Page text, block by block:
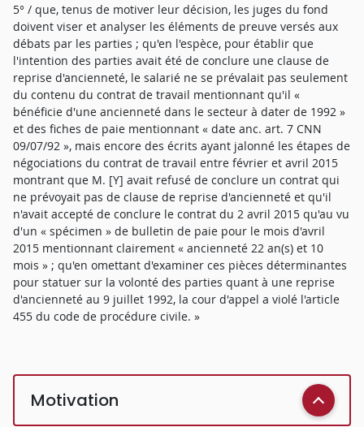
5° / que, tenus de motiver leur décision, les juges du fond
doivent viser et analyser les éléments de preuve versés aux
débats par les parties ; qu'en l'espèce, pour établir que
l'intention des parties avait été de conclure une clause de
reprise d'ancienneté, le salarié ne se prévalait pas seulement
du contenu du contrat de travail mentionnant qu'il «
bénéficie d'une ancienneté dans le secteur à dater de 1992 »
et des fiches de paie mentionnant « date anc. art. 7 CNN
09/07/92 », mais encore des écrits ayant jalonné les étapes de
négociations du contrat de travail entre février et avril 2015
montrant que M. [Y] avait refusé de conclure un contrat qui
ne prévoyait pas de clause de reprise d'ancienneté et qu'il
n'avait accepté de conclure le contrat du 2 avril 2015 qu'au vu
d'un « spécimen » de bulletin de paie pour le mois d'avril
2015 mentionnant clairement « ancienneté 22 an(s) et 10
mois » ; qu'en omettant d'examiner ces pièces déterminantes
pour statuer sur la volonté des parties quant à une reprise
d'ancienneté au 9 juillet 1992, la cour d'appel a violé l'article
455 du code de procédure civile. »
Motivation